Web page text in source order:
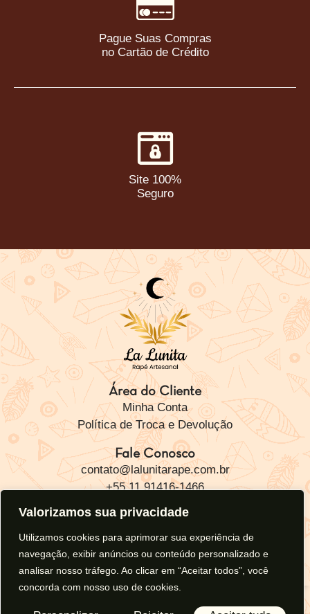
Valorizamos sua privacidade
Utilizamos cookies para aprimorar sua experiência de
navegação, exibir anúncios ou conteúdo personalizado e
analisar nosso tráfego. Ao clicar em “Aceitar todos”, você
concorda com nosso uso de cookies.
Pague Suas Compras
no Cartão de Crédito
Site 100%
Seguro
Área do Cliente
Minha Conta
Política de Troca e Devolução
Fale Conosco
contato@lalunitarape.com.br
+55 11 91416-1466
Compre No Atacado
Nos Acompanhe
La Lunita | Copyright ©2026